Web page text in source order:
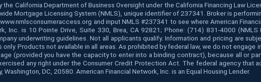
California Department of Business Oversight under the California Financing Law
Mortgage Licensing System (NMLS), unique identifier of 237341. Broker is
and input NMLS #237341 to see where American
Inc. is 10 Pointe Drive, Suite 330, Brea, CA 92821; Phone: (714) 831-4000
underwriting guidelines. Not all applicants qualify. Information and pricing are
Products not available in all areas. As prohibited by federal law, we do not engage
(provided you have the capacity to enter into a binding contract), because all or
any right under the Consumer Credit Protection Act. The federal agency that
DC, 20580. American Financial Network, Inc. is an Equal Housing Lender.